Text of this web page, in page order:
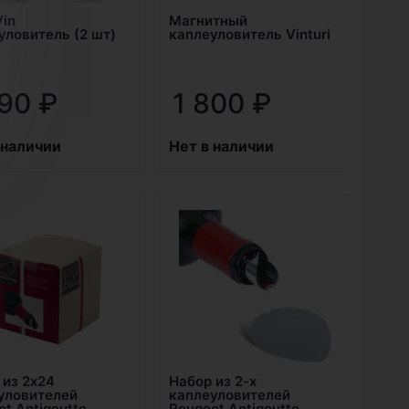
(2 шт)
₽
Магнитный
каплеуловитель Vinturi
1 800 ₽
Нет в наличии
2х24 Набор из 2-х
каплеуловителей